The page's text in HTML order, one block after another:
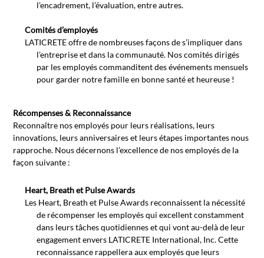
l’encadrement, l’évaluation, entre autres.
Comités d’employés
LATICRETE offre de nombreuses façons de s’impliquer dans
l’entreprise et dans la communauté. Nos comités dirigés
par les employés commanditent des événements mensuels
pour garder notre famille en bonne santé et heureuse !
Récompenses & Reconnaissance
Reconnaître nos employés pour leurs réalisations, leurs
innovations, leurs anniversaires et leurs étapes importantes nous
rapproche. Nous décernons l’excellence de nos employés de la
façon suivante :
Heart, Breath et Pulse Awards
Les Heart, Breath et Pulse Awards reconnaissent la nécessité
de récompenser les employés qui excellent constamment
dans leurs tâches quotidiennes et qui vont au-delà de leur
engagement envers LATICRETE International, Inc. Cette
reconnaissance rappellera aux employés que leurs